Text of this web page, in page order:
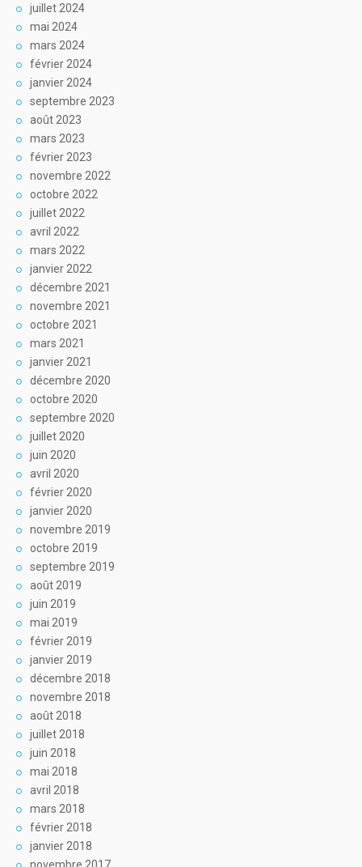
juillet 2024
mai 2024
mars 2024
février 2024
janvier 2024
septembre 2023
août 2023
mars 2023
février 2023
novembre 2022
octobre 2022
juillet 2022
avril 2022
mars 2022
janvier 2022
décembre 2021
novembre 2021
octobre 2021
mars 2021
janvier 2021
décembre 2020
octobre 2020
septembre 2020
juillet 2020
juin 2020
avril 2020
février 2020
janvier 2020
novembre 2019
octobre 2019
septembre 2019
août 2019
juin 2019
mai 2019
février 2019
janvier 2019
décembre 2018
novembre 2018
août 2018
juillet 2018
juin 2018
mai 2018
avril 2018
mars 2018
février 2018
janvier 2018